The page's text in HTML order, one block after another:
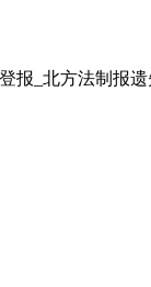
报_北方法制报